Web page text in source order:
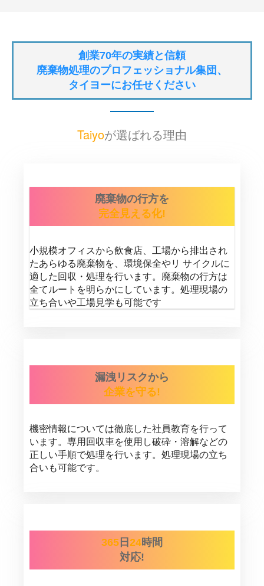
創業70年の実績と信頼
廃棄物処理のプロフェッショナル集団、
タイヨーにお任せください
Taiyoが選ばれる理由
廃棄物の行方を
完全見える化!
小規模オフィスから飲食店、工場から排出され
たあらゆる廃棄物を、環境保全やリ サイクルに
適した回収・処理を行います。廃棄物の行方は
全てルートを明らかにしています。処理現場の
立ち合いや工場見学も可能です
漏洩リスクから
企業を守る!
機密情報については徹底した社員教育を行って
います。専用回収車を使用し破砕・溶解などの
正しい手順で処理を行います。処理現場の立ち
合いも可能です。
365 日 24時間
対応!